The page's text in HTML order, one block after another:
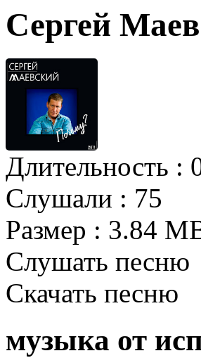
Сергей
Длительность :
Слушали : 75
Размер : 3.84
Слушать песню
Скачать песню
музыка от